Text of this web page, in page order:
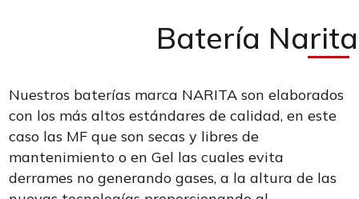
Batería Narita
Nuestros baterías marca NARITA son elaborados
con los más altos estándares de calidad, en este
caso las MF que son secas y libres de
mantenimiento o en Gel las cuales evita
derrames no generando gases, a la altura de las